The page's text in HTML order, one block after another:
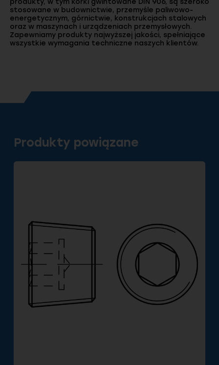
stosowane w budownictwie, przemyśle paliwowo-
energetycznym, górnictwie, konstrukcjach stalowych
oraz w maszynach i urządzeniach przemysłowych.
Zapewniamy produkty najwyższej jakości, spełniające
wszystkie wymagania techniczne naszych klientów.
Produkty powiązane